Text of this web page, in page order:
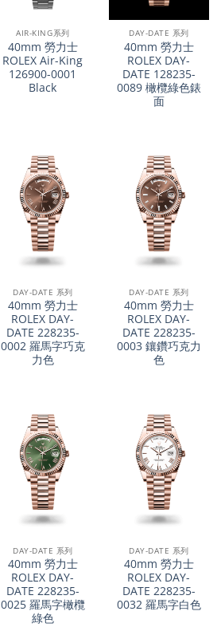
AIR-KING系列
40mm 勞力士
ROLEX Air-King
126900-0001
Black
DAY-DATE 系列
40mm 勞力士
ROLEX DAY-
DATE 128235-
0089 橄欖綠色錶
面
DAY-DATE 系列
40mm 勞力士
ROLEX DAY-
DATE 228235-
0002 羅馬字巧克
力色
DAY-DATE 系列
40mm 勞力士
ROLEX DAY-
DATE 228235-
0003 鑲鑽巧克力
色
DAY-DATE 系列
40mm 勞力士
ROLEX DAY-
DATE 228235-
0025 羅馬字橄欖
綠色
DAY-DATE 系列
40mm 勞力士
ROLEX DAY-
DATE 228235-
0032 羅馬字白色